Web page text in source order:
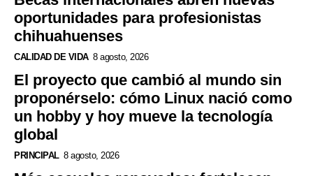
oportunidades para profesionistas
chihuahuenses
CALIDAD DE VIDA 8 agosto, 2026
El proyecto que cambió al mundo sin
proponérselo: cómo Linux nació como
un hobby y hoy mueve la tecnología
global
PRINCIPAL 8 agosto, 2026